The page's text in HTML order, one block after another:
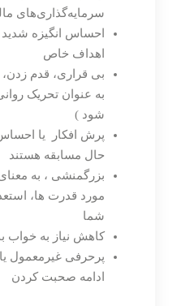
سرمایه‌گذاری‌های
احساس انگیزه شدید
اهداف خاص
بی قراری، قدم
به عنوان تحریک
شود )
پرش افکار یا احساس
حال مسابقه هستند
بزرگمنشی ، به
مورد قدرت ها،
شما
کاهش نیاز به
پرحرفی غیرمعمول
ادامه صحبت کردن